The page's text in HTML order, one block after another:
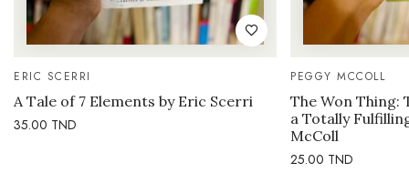
ERIC SCERRI
A Tale of 7 Elements by Eric Scerri
35.00 TND
PEGGY MCCOLL
The Won Thing:
a Totally
McColl
25.00 TND